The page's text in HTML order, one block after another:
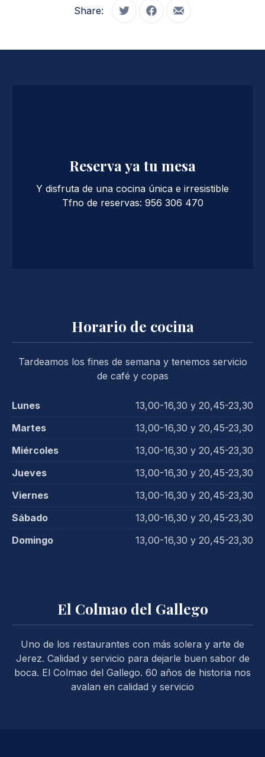
Share: Tweet Share on Facebook
Share by Email
Reserva ya tu mesa
Y disfruta de una cocina única e irresistible
Tfno de reservas: 956 306 470
Horario de cocina
Tardeamos los fines de semana y tenemos servicio
de café y copas
Lunes
13,00-16,30 y 20,45-23,30
Martes
13,00-16,30 y 20,45-23,30
Miércoles
13,00-16,30 y 20,45-23,30
Jueves
13,00-16,30 y 20,45-23,30
Viernes
13,00-16,30 y 20,45-23,30
Sábado
13,00-16,30 y 20,45-23,30
Domingo
13,00-16,30 y 20,45-23,30
El Colmao del Gallego
Uno de los restaurantes con más solera y arte de
Jerez. Calidad y servicio para dejarle buen sabor de
boca. El Colmao del Gallego. 60 años de historia nos
avalan en calidad y servicio